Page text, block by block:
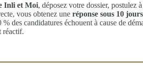
Inli et Moi, déposez votre dossier, postulez
vous obtenez une réponse sous 10
des candidatures échouent à cause de
réactif.